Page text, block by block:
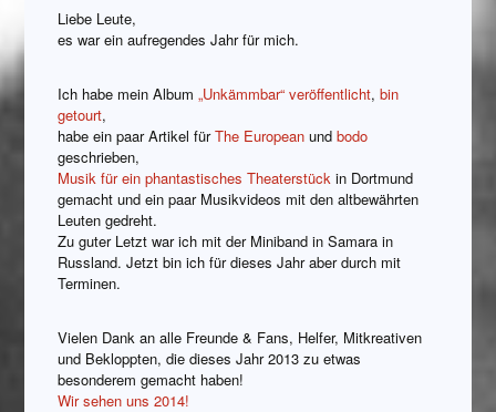
Liebe Leute,
es war ein aufregendes Jahr für mich.
Ich habe mein Album„Unkämmbar“ veröffentlicht,bin
getourt,
habe ein paar Artikel fürThe European undbodo
geschrieben,
Musik für ein phantastisches Theaterstück in Dortmund
gemacht und ein paar Musikvideos mit den altbewährten
Leuten gedreht.
Zu guter Letzt war ich mit der Miniband in Samara in
Russland. Jetzt bin ich für dieses Jahr aber durch mit
Terminen.
Vielen Dank an alle Freunde & Fans, Helfer, Mitkreativen
und Bekloppten, die dieses Jahr 2013 zu etwas
besonderem gemacht haben!
Wir sehen uns 2014!